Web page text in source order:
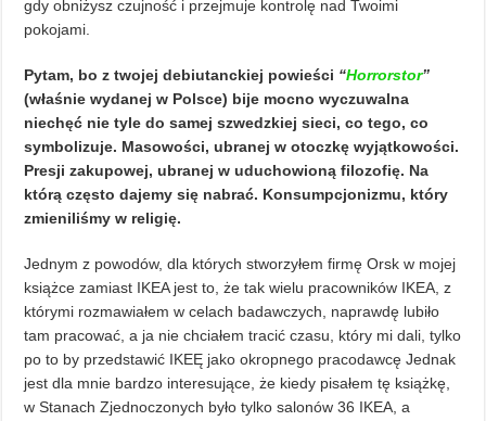
gdy obniżysz czujność i przejmuje kontrolę nad Twoimi
pokojami.
Pytam, bo z twojej debiutanckiej powieści “Horrorstor”
(właśnie wydanej w Polsce) bije mocno wyczuwalna
niechęć nie tyle do samej szwedzkiej sieci, co tego, co
symbolizuje. Masowości, ubranej w otoczkę wyjątkowości.
Presji zakupowej, ubranej w uduchowioną filozofię. Na
którą często dajemy się nabrać. Konsumpcjonizmu, który
zmieniliśmy w religię.
Jednym z powodów, dla których stworzyłem firmę Orsk w mojej
książce zamiast IKEA jest to, że tak wielu pracowników IKEA, z
którymi rozmawiałem w celach badawczych, naprawdę lubiło
tam pracować, a ja nie chciałem tracić czasu, który mi dali, tylko
po to by przedstawić IKEĘ jako okropnego pracodawcę Jednak
jest dla mnie bardzo interesujące, że kiedy pisałem tę książkę,
w Stanach Zjednoczonych było tylko salonów 36 IKEA, a